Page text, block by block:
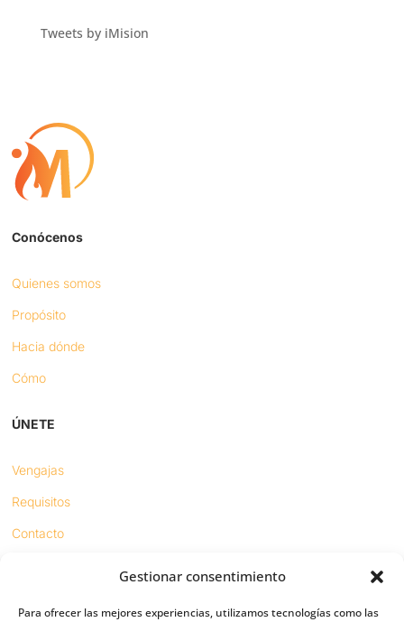
Gestionar consentimiento
Para ofrecer las mejores experiencias, utilizamos tecnologías como las
Tweets by iMision
Conócenos
Quienes somos
Propósito
Hacia dónde
Cómo
ÚNETE
Vengajas
Requisitos
Contacto